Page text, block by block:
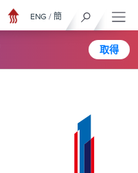
取得
ENG / 簡